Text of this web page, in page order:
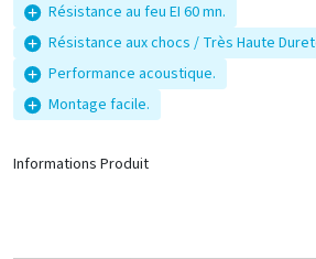
Résistance au feu EI 60 mn.
Résistance aux chocs / Très Haute
Performance acoustique.
Montage facile.
Informations Produit